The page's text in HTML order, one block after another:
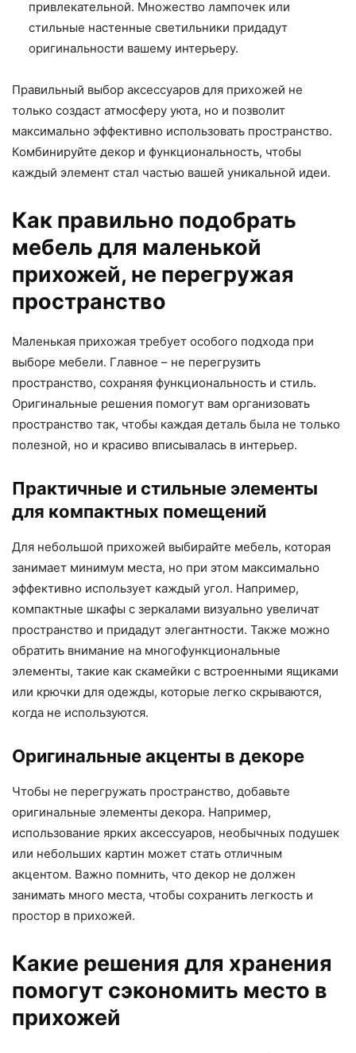
привлекательной. Множество лампочек или
стильные настенные светильники придадут
оригинальности вашему интерьеру.
Правильный выбор аксессуаров для прихожей не
только создаст атмосферу уюта, но и позволит
максимально эффективно использовать пространство.
Комбинируйте декор и функциональность, чтобы
каждый элемент стал частью вашей уникальной идеи.
Как правильно подобрать
мебель для маленькой
прихожей, не перегружая
пространство
Маленькая прихожая требует особого подхода при
выборе мебели. Главное – не перегрузить
пространство, сохраняя функциональность и стиль.
Оригинальные решения помогут вам организовать
пространство так, чтобы каждая деталь была не только
полезной, но и красиво вписывалась в интерьер.
Практичные и стильные элементы
для компактных помещений
Для небольшой прихожей выбирайте мебель, которая
занимает минимум места, но при этом максимально
эффективно использует каждый угол. Например,
компактные шкафы с зеркалами визуально увеличат
пространство и придадут элегантности. Также можно
обратить внимание на многофункциональные
элементы, такие как скамейки с встроенными ящиками
или крючки для одежды, которые легко скрываются,
когда не используются.
Оригинальные акценты в декоре
Чтобы не перегружать пространство, добавьте
оригинальные элементы декора. Например,
использование ярких аксессуаров, необычных подушек
или небольших картин может стать отличным
акцентом. Важно помнить, что декор не должен
занимать много места, чтобы сохранить легкость и
простор в прихожей.
Какие решения для хранения
помогут сэкономить место в
прихожей